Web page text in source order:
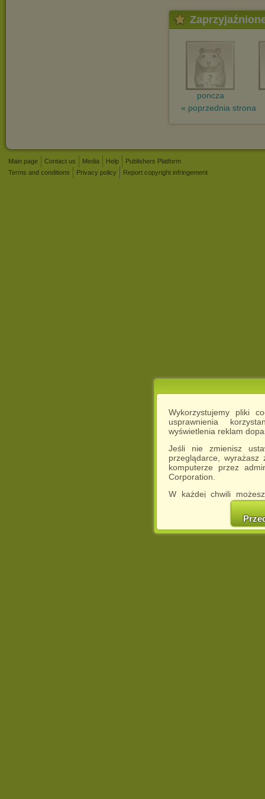
Wykorzystujemy pliki
usprawnienia
wyświetlenia reklam
Jeśli nie zmienisz
przeglądarce,
komputerze przez
Corporation.
W każdej chwili
cookies w swojej
w naszej
http://chomikuj.pl/
poncza
« poprzednia strona
Main page Contact us Media Help
Publishers Platform
Terms and conditions
Privacy policy Report copyright infringement